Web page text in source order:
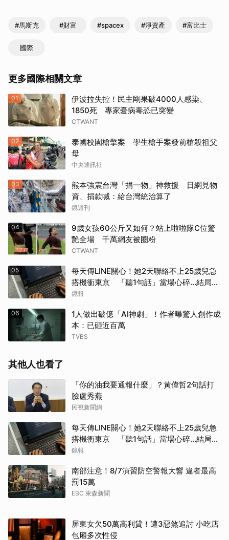
#馬斯克 #財富 #spacex #淨資產 #富比士
國際
更多國際相關文章
01
伊波拉失控！民主剛果破4000人感染、
1850死 專家憂病毒恐已突變
CTWANT
02
泰國校園槍擊案 學生槍手案發前槍殺祖父
母
中央通訊社
03
熊本強震台灣「捐一物」神救援 日網見物
資、捐款喊：給台灣統治算了
鏡週刊
04
9歲女孩60公斤又如何？站上啦啦隊C位驚
艷全場 千萬網友被圈粉
CTWANT
05
每天傳LINE關心！她2天聯絡不上25歲兒急
搭機衝東京 「聽1句話」當場心碎...結局看
哭網
鏡報
06
1人做出破億「AI神劇」！作者曝驚人創作成
本：已砸近百萬
TVBS
其他人也看了
「你的油我要通報什麼」？黃偉哲2句話打
臉盧秀燕
民視新聞網
每天傳LINE關心！她2天聯絡不上25歲兒急
搭機衝東京 「聽1句話」當場心碎...結局看
哭網
鏡報
南部注意！8/7演習防空警報大響 違者最高
罰15萬
EBC 東森新聞
屏東女欠50萬高利貸！遭3惡煞追討 小吃店
包廂多次性侵